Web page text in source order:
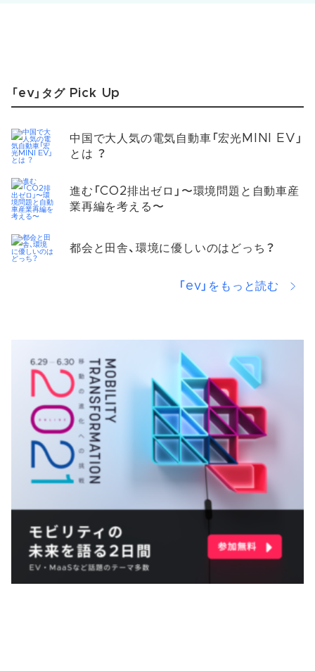
「ev」タグ Pick Up
中国で大人気の電気自動車「宏光MINI EV」
とは ？
進む「CO2排出ゼロ」〜環境問題と自動車産
業再編を考える〜
都会と田舎、環境に優しいのはどっち？
「ev」をもっと読む